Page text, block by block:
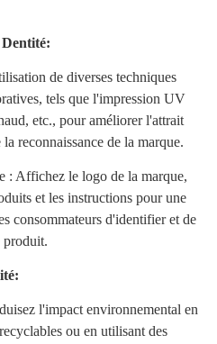
Dentité:
de diverses techniques
tels que l'impression UV
etc., pour améliorer l'attrait
reconnaissance de la marque.
: Affichez le logo de la marque,
et les instructions pour une
consommateurs d'identifier et de
produit.
l'impact environnemental en
ou en utilisant des